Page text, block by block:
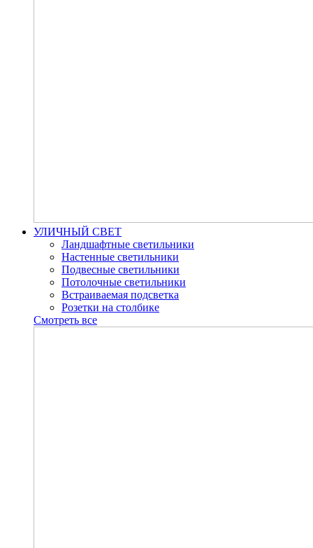
УЛИЧНЫЙ СВЕТ
Ландшафтные светильники
Настенные светильники
Подвесные светильники
Потолочные светильники
Встраиваемая подсветка
Розетки на столбике
Смотреть все